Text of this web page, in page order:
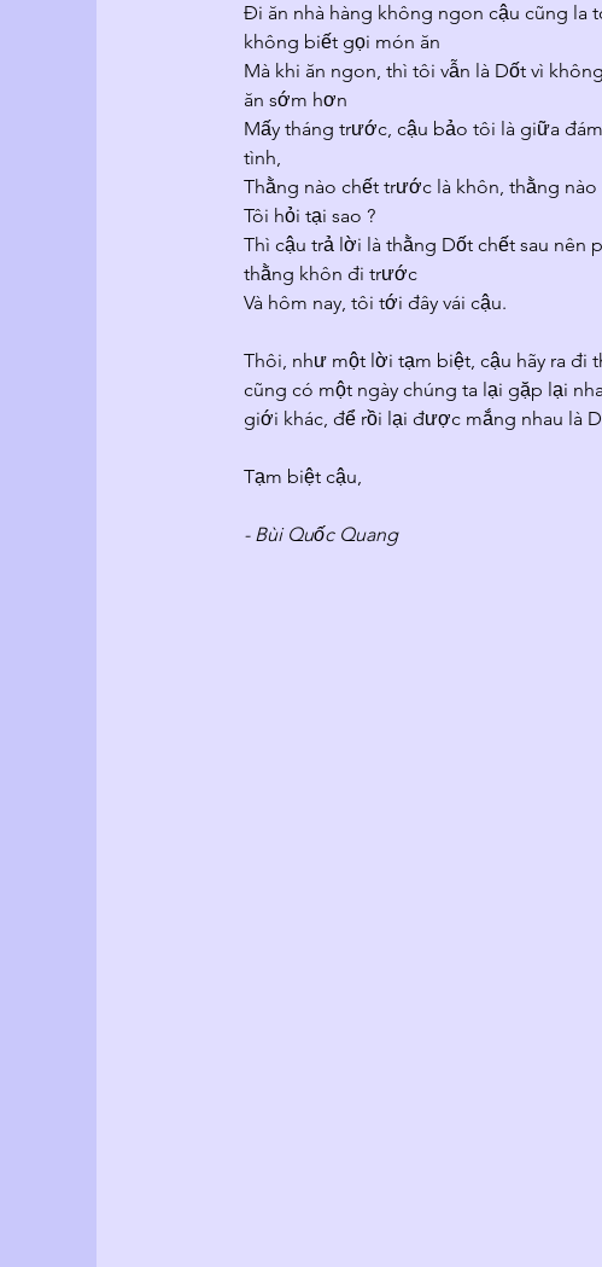
Đi ăn nhà hàng không ngon cậu cũng la
không biết gọi món ăn
Mà khi ăn ngon, thì tôi vẫn là Dốt vì
ăn sớm hơn
Mấy tháng trước, cậu bảo tôi là giữa
tình,
Thằng nào chết trước là khôn, thằng nào
Tôi hỏi tại sao ?
Thì cậu trả lời là thằng Dốt chết sau nên
thằng khôn đi trước
Và hôm nay, tôi tới đây vái cậu.
Thôi, như một lời tạm biệt, cậu hãy ra đi
cũng có một ngày chúng ta lại gặp lại
giới khác, để rồi lại được mắng nhau là
Tạm biệt cậu,
- Bùi Quốc Quang